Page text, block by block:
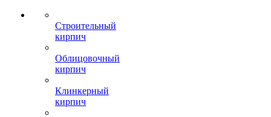
Строительный
кирпич
Облицовочный
кирпич
Клинкерный
кирпич